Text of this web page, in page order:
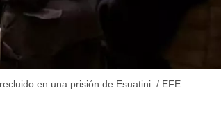
en una prisión de Esuatini. / EFE